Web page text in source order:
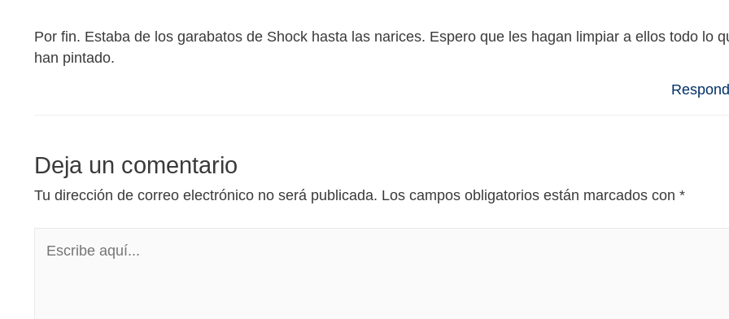
Por fin. Estaba de los garabatos de Shock hasta las narices. Espero que les hagan limpiar a ellos todo lo
han pintado.
Deja un comentario
Tu dirección de correo electrónico no será publicada. Los campos obligatorios están marcados con *